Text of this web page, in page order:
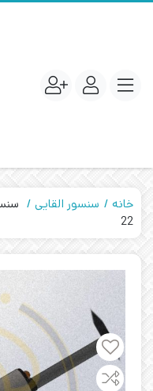
خانه سنسور القایی
22